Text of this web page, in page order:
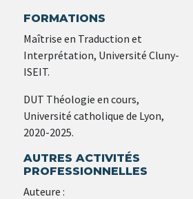
FORMATIONS
Maîtrise en Traduction et
Interprétation, Université Cluny-
ISEIT.
DUT Théologie en cours,
Université catholique de Lyon,
2020-2025.
AUTRES ACTIVITÉS
PROFESSIONNELLES
Auteure :